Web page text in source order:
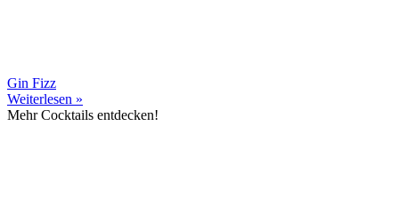
Gin Fizz
Weiterlesen »
Mehr Cocktails entdecken!